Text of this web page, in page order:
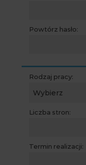
Powtórz hasło:
Rodzaj pracy:
Wybierz
Liczba stron:
Termin realizacji: